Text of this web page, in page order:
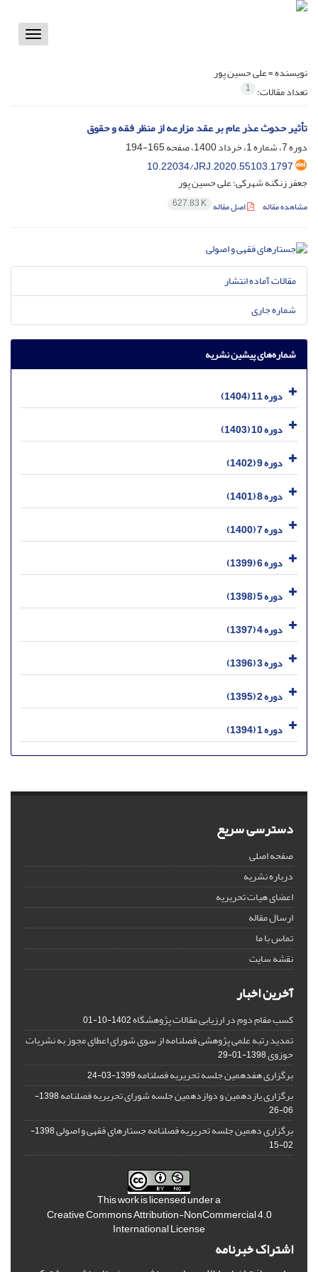
Toggle
نویسنده =علی حسین پور
تعداد مقالات: 1
تأثیر حدوث عذر عام بر عقد مزارعه از منظر فقه و حقوق
دوره 7، شماره 1، خرداد 1400، صفحه
165-194
10.22034/JRJ.2020.55103.1797
جعفر زنگنه شهرکی؛ علی حسین پور
مشاهده مقاله اصل مقاله 627.83 K
مقالات آماده انتشار
شماره جاری
شماره‌های پیشین نشریه
دوره 11 (1404)
دوره 10 (1403)
دوره 9 (1402)
دوره 8 (1401)
دوره 7 (1400)
دوره 6 (1399)
دوره 5 (1398)
دوره 4 (1397)
دوره 3 (1396)
دوره 2 (1395)
دوره 1 (1394)
دسترسی سریع
صفحه اصلی
درباره نشریه
اعضای هیات تحریریه
ارسال مقاله
تماس با ما
نقشه سایت
آخرین اخبار
کسب مقام دوم در ارزیابی مقالات پژوهشگاه1402-10-01
تمدید رتبه علمی پژوهشی فصلنامه از سوی شورای اعطای مجوز به نشریات
حوزوی1398-01-29
برگزاری هفدهمین جلسه تحریریه فصلنامه1399-03-24
برگزاری یازدهمین و دوازدهمین جلسه شورای تحریریه فصلنامه
1398-
06-26
برگزاری دهمین جلسه تحریریه فصلنامه جستارهای فقهی و اصولی
1398-
02-15
This work is licensed under a
Creative Commons Attribution-NonCommercial 4.0
International License
اشتراک خبرنامه